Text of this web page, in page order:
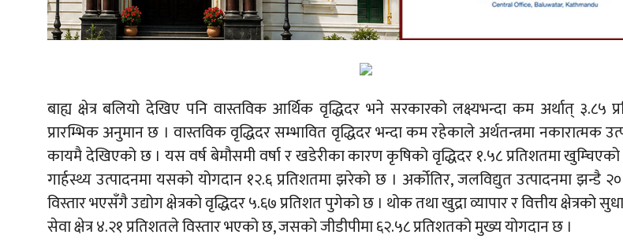
बाह्य क्षेत्र बलियो देखिए पनि वास्तविक आर्थिक वृद्धिदर भने सरकारको लक्ष्यभन्दा कम अर्थात् ३.८५
प्रारम्भिक अनुमान छ । वास्तविक वृद्धिदर सम्भावित वृद्धिदर भन्दा कम रहेकाले अर्थतन्त्रमा नकारात्मक
कायमै देखिएको छ । यस वर्ष बेमौसमी वर्षा र खडेरीका कारण कृषिको वृद्धिदर १.५८ प्रतिशतमा
गार्हस्थ्य उत्पादनमा यसको योगदान १२.६ प्रतिशतमा झरेको छ । अर्कोतिर, जलविद्युत उत्पादनमा झन्डै
विस्तार भएसँगै उद्योग क्षेत्रको वृद्धिदर ५.६७ प्रतिशत पुगेको छ । थोक तथा खुद्रा व्यापार र वित्तीय क्षेत्रको
सेवा क्षेत्र ४.२१ प्रतिशतले विस्तार भएको छ, जसको जीडीपीमा ६२.५८ प्रतिशतको मुख्य योगदान छ ।